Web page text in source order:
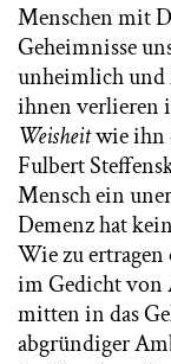
Menschen mit
Geheimnisse
unheimlich und
ihnen verlieren
Weisheitwie ihn
Fulbert
Mensch ein
Demenz hat
Wie zu
im Gedicht von
mitten in das
abgründiger